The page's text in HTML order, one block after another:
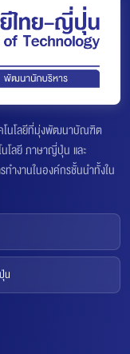
โนโลยีที่มุ่งพัฒนาบัณฑิต
โลยี ภาษาญี่ปุ่น และ
ำงานในองค์กรชั้นนำทั้งใน
น